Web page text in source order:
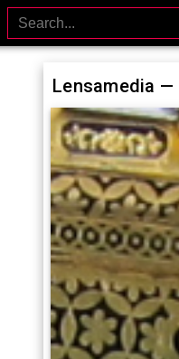
Lensamedia —